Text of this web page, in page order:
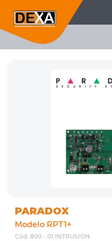
PARADOX
Modelo RPT1+
Cód. 800 - 01 INTRUSION